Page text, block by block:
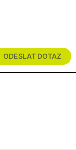
ODESLAT DOTAZ